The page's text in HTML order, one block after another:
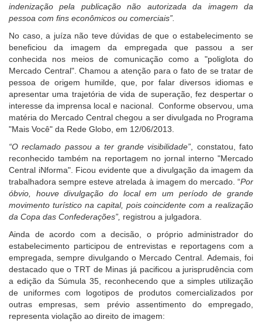
indenização pela publicação não autorizada da imagem da
pessoa com fins econômicos ou comerciais”.
No caso, a juíza não teve dúvidas de que o estabelecimento se
beneficiou da imagem da empregada que passou a ser
conhecida nos meios de comunicação como a "poliglota do
Mercado Central". Chamou a atenção para o fato de se tratar de
pessoa de origem humilde, que, por falar diversos idiomas e
apresentar uma trajetória de vida de superação, fez despertar o
interesse da imprensa local e nacional. Conforme observou, uma
matéria do Mercado Central chegou a ser divulgada no Programa
"Mais Você" da Rede Globo, em 12/06/2013.
“O reclamado passou a ter grande visibilidade” , constatou, fato
reconhecido também na reportagem no jornal interno "Mercado
Central iNforma". Ficou evidente que a divulgação da imagem da
trabalhadora sempre esteve atrelada à imagem do mercado. “Por
óbvio, houve divulgação do local em um período de grande
movimento turístico na capital, pois coincidente com a realização
da Copa das Confederações”, registrou a julgadora.
Ainda de acordo com a decisão, o próprio administrador do
estabelecimento participou de entrevistas e reportagens com a
empregada, sempre divulgando o Mercado Central. Ademais, foi
destacado que o TRT de Minas já pacificou a jurisprudência com
a edição da Súmula 35, reconhecendo que a simples utilização
de uniformes com logotipos de produtos comercializados por
outras empresas, sem prévio assentimento do empregado,
representa violação ao direito de imagem: